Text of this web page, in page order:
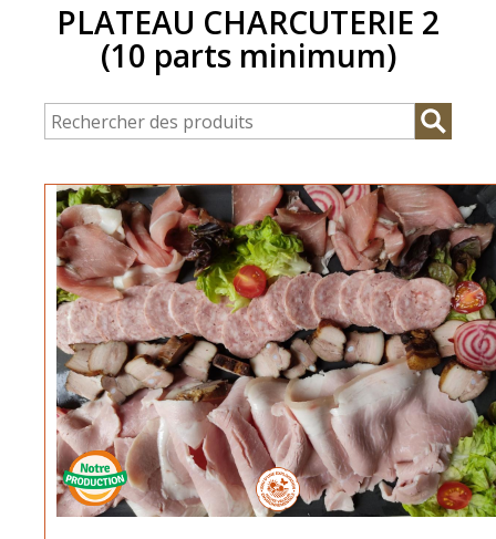
PLATEAU CHARCUTERIE 2
(10 parts minimum)